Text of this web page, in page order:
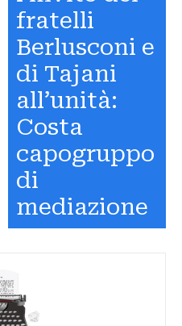
fratelli
Berlusconi e
di Tajani
all’unità:
Costa
capogruppo
di
mediazione